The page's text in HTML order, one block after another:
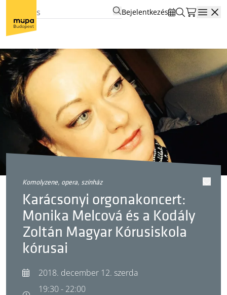
Bejelentkezés
komolyzene, opera, színház
Karácsonyi orgonakoncert:
Monika Melcová és a Kodály
Zoltán Magyar Kórusiskola
kórusai
2018. december 12. szerda
19:30 - 22:00